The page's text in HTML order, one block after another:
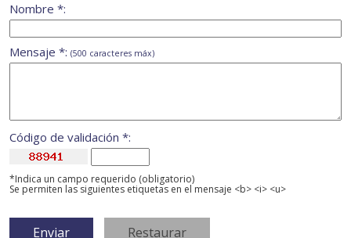
Nombre *:
Mensaje *: (500 caracteres máx)
Código de validación *:
*Indica un campo requerido (obligatorio)
Se permiten las siguientes etiquetas en el mensaje <b> <i> <u>